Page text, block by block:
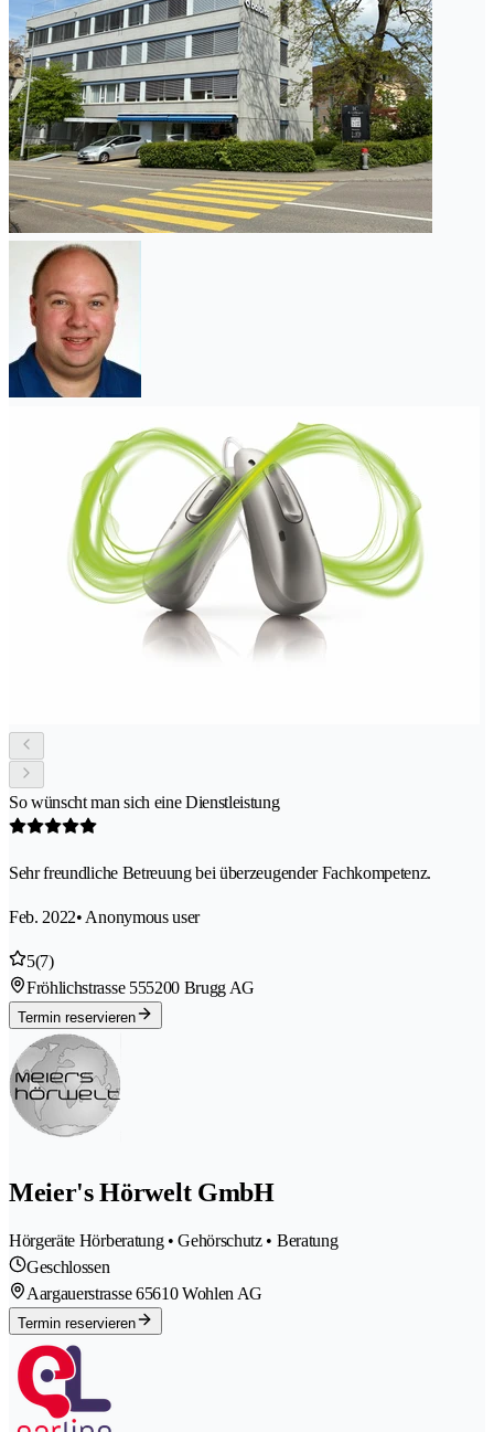
So wünscht man sich eine Dienstleistung
Sehr freundliche Betreuung bei überzeugender Fachkompetenz.
Feb. 2022• Anonymous user
5(7)
Fröhlichstrasse 555200 Brugg AG
Termin reservieren
Meier's Hörwelt GmbH
Hörgeräte Hörberatung • Gehörschutz • Beratung
Geschlossen
Aargauerstrasse 65610 Wohlen AG
Termin reservieren